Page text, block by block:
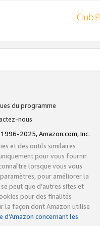
du programme
nous
2025, Amazon.com, Inc.
et des outils similaires
pour vous fournir
lorsque vous vous
pour améliorer la
peut que d’autres sites et
pour des finalités
la façon dont Amazon utilise
d’Amazon concernant les